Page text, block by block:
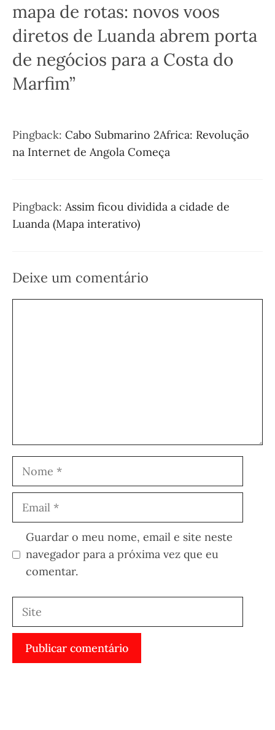
mapa de rotas: novos voos
diretos de Luanda abrem porta
de negócios para a Costa do
Marfim”
Pingback: Cabo Submarino 2Africa: Revolução
na Internet de Angola Começa
Pingback: Assim ficou dividida a cidade de
Luanda (Mapa interativo)
Deixe um comentário
Nome
Email
Guardar o meu nome, email e site neste
navegador para a próxima vez que eu
comentar.
Site